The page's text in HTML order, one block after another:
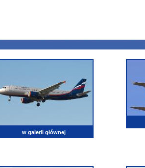
w galerii głównej